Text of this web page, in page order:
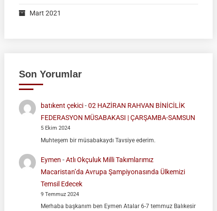
Mart 2021
Son Yorumlar
batıkent çekici-02 HAZİRAN RAHVAN BİNİCİLİK
FEDERASYON MÜSABAKASI | ÇARŞAMBA-SAMSUN
5 Ekim 2024
Muhteşem bir müsabakaydı Tavsiye ederim.
Eymen -Atlı Okçuluk Milli Takımlarımız
Macaristan’da Avrupa Şampiyonasında Ülkemizi
Temsil Edecek
9 Temmuz 2024
Merhaba başkanım ben Eymen Atalar 6-7 temmuz Balıkesir